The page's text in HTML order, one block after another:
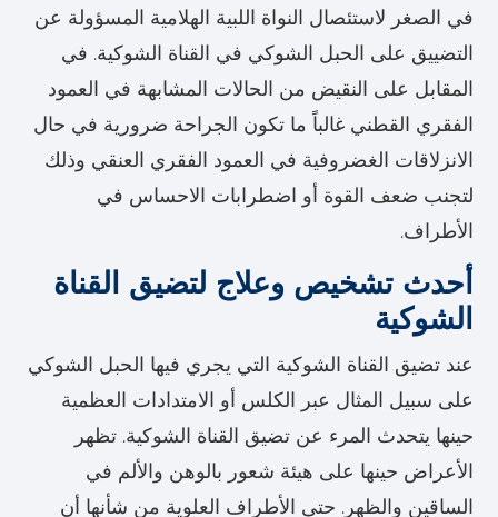
في الصغر لاستئصال النواة اللبية الهلامية المسؤولة عن
التضييق على الحبل الشوكي في القناة الشوكية. في
المقابل على النقيض من الحالات المشابهة في العمود
الفقري القطني غالباً ما تكون الجراحة ضرورية في حال
الانزلاقات الغضروفية في العمود الفقري العنقي وذلك
لتجنب ضعف القوة أو اضطرابات الاحساس في
الأطراف.
أحدث تشخيص وعلاج لتضيق القناة
الشوكية
عند تضيق القناة الشوكية التي يجري فيها الحبل الشوكي
على سبيل المثال عبر الكلس أو الامتدادات العظمية
حينها يتحدث المرء عن تضيق القناة الشوكية. تظهر
الأعراض حينها على هيئة شعور بالوهن والألم في
الساقين والظهر. حتى الأطراف العلوية من شأنها أن